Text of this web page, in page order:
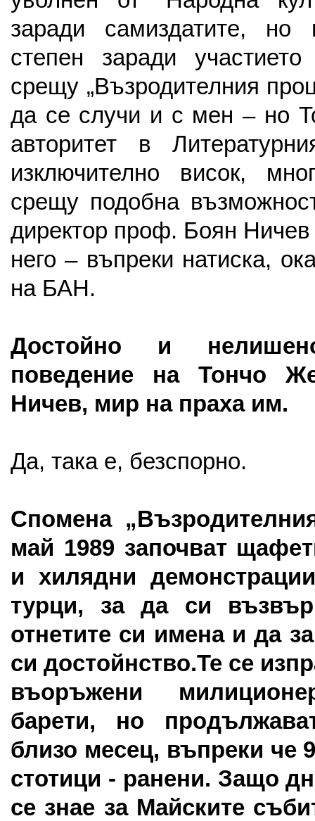
заради самиздатите,
степен заради
срещу „Възродителния
да се случи и с мен – но
авторитет в
изключително висок,
срещу подобна
директор проф. Боян Ничев
него – въпреки натиска,
на БАН.
Достойно и
поведение на Тончо
Ничев, мир на праха им.
Да, така е, безспорно.
Спомена
май 1989 започват
и хилядни
турци, за да си
отнетите си имена и да
си достойнство.Те се
въоръжени
барети, но
близо месец, въпреки че
стотици - ранени. Защо
се знае за Майските